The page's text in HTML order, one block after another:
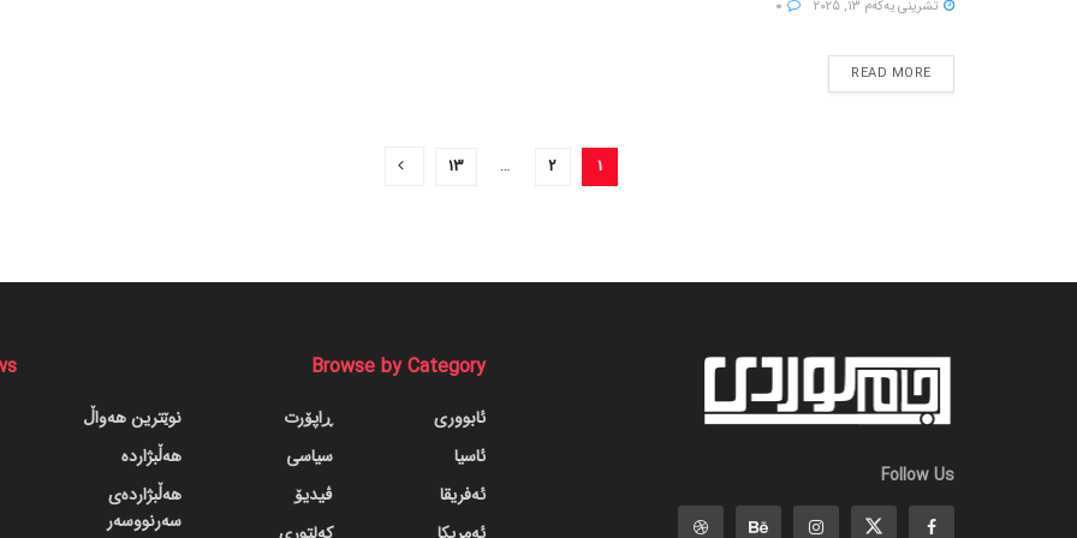
تشرینی یه‌كه‌م 13, 2025
READ MORE
1
2
…
13
Follow Us
Browse by Category
ئابووری
ئاسیا
ئەفریقا
ڕاپۆرت
سیاسی
ڤیدیۆ
نوێترین هەواڵ
هەڵبژاردە
هەڵبژاردەی
سەرنووسەر